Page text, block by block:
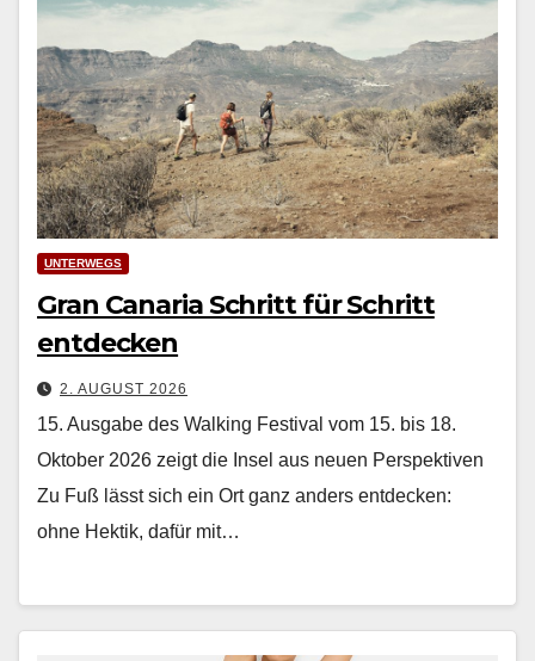
UNTERWEGS
Gran Canaria Schritt für Schritt
entdecken
2. AUGUST 2026
15. Ausgabe des Walking Festival vom 15. bis 18.
Oktober 2026 zeigt die Insel aus neuen Perspektiven
Zu Fuß lässt sich ein Ort ganz anders ent­deck­en:
ohne Hek­tik, dafür mit…